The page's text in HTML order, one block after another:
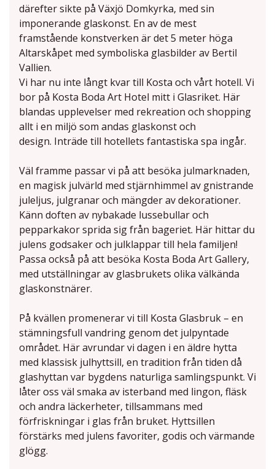
därefter sikte på Växjö Domkyrka, med sin
imponerande glaskonst. En av de mest
framstående konstverken är det 5 meter höga
Altarskåpet med symboliska glasbilder av Bertil
Vallien.
Vi har nu inte långt kvar till Kosta och vårt hotell. Vi
bor på Kosta Boda Art Hotel mitt i Glasriket. Här
blandas upplevelser med rekreation och shopping
allt i en miljö som andas glaskonst och
design. Inträde till hotellets fantastiska spa ingår.
Väl framme passar vi på att besöka julmarknaden,
en magisk julvärld med stjärnhimmel av gnistrande
juleljus, julgranar och mängder av dekorationer.
Känn doften av nybakade lussebullar och
pepparkakor sprida sig från bageriet. Här hittar du
julens godsaker och julklappar till hela familjen!
Passa också på att besöka Kosta Boda Art Gallery,
med utställningar av glasbrukets olika välkända
glaskonstnärer.
På kvällen promenerar vi till Kosta Glasbruk – en
stämningsfull vandring genom det julpyntade
området. Här avrundar vi dagen i en äldre hytta
med klassisk julhyttsill, en tradition från tiden då
glashyttan var bygdens naturliga samlingspunkt. Vi
låter oss väl smaka av isterband med lingon, fläsk
och andra läckerheter, tillsammans med
förfriskningar i glas från bruket. Hyttsillen
förstärks med julens favoriter, godis och värmande
glögg.